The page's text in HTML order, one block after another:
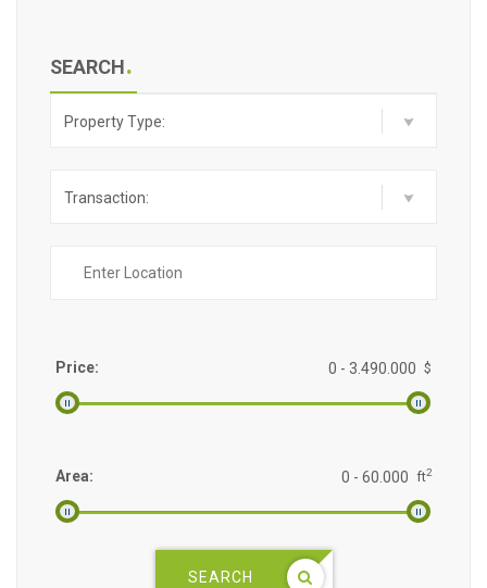
SEARCH
Property Type:
Transaction:
Price: $
Area: ft2
SEARCH